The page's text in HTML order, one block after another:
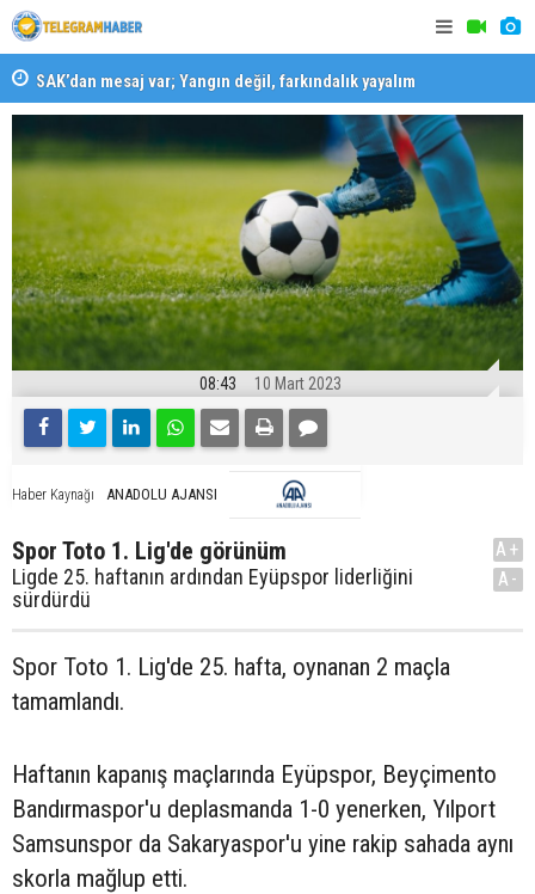
SAK’dan mesaj var; Yangın değil, farkındalık yayalım
08:43 10 Mart 2023
Haber Kaynağı ANADOLU AJANSI
Spor Toto 1. Lig'de görünüm
Ligde 25. haftanın ardından Eyüpspor liderliğini
sürdürdü
A+
A-
Spor Toto 1. Lig'de 25. hafta, oynanan 2 maçla
tamamlandı.
Haftanın kapanış maçlarında Eyüpspor, Beyçimento
Bandırmaspor'u deplasmanda 1-0 yenerken, Yılport
Samsunspor da Sakaryaspor'u yine rakip sahada aynı
skorla mağlup etti.